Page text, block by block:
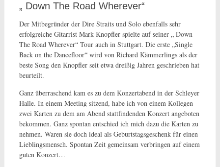
„ Down The Road Wherever“
Der Mitbegründer der Dire Straits und Solo ebenfalls sehr
erfolgreiche Gitarrist Mark Knopfler spielte auf seiner „ Down
The Road Wherever“ Tour auch in Stuttgart. Die erste „Single
Back on the Dancefloor“ wird von Richard Kämmerlings als der
beste Song den Knopfler seit etwa dreißig Jahren geschrieben hat
beurteilt.
Ganz überraschend kam es zu dem Konzertabend in der Schleyer
Halle. In einem Meeting sitzend, habe ich von einem Kollegen
zwei Karten zu dem am Abend stattfindenden Konzert angeboten
bekommen. Ganz spontan entschied ich mich dazu die Karten zu
nehmen. Waren sie doch ideal als Geburtstagsgeschenk für einen
Lieblingsmensch. Spontan Zeit gemeinsam verbringen auf einem
guten Konzert…